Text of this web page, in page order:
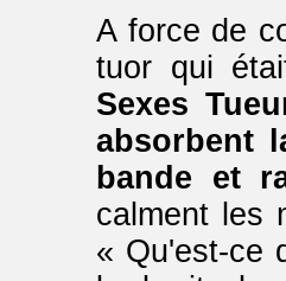
A force de
tuor qui
Sexes
absorbent
bande et
calment les
« Qu'est-ce